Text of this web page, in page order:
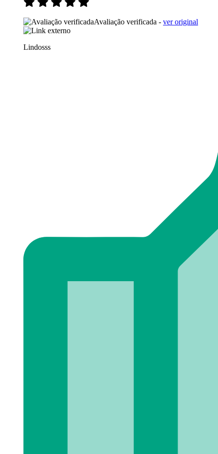
Avaliação verificada - ver original
Lindosss